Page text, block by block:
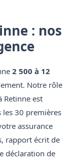
: nos
2 500 à 12
Notre rôle
Retinne est
les 30 premières
assurance
rapport écrit de
déclaration de